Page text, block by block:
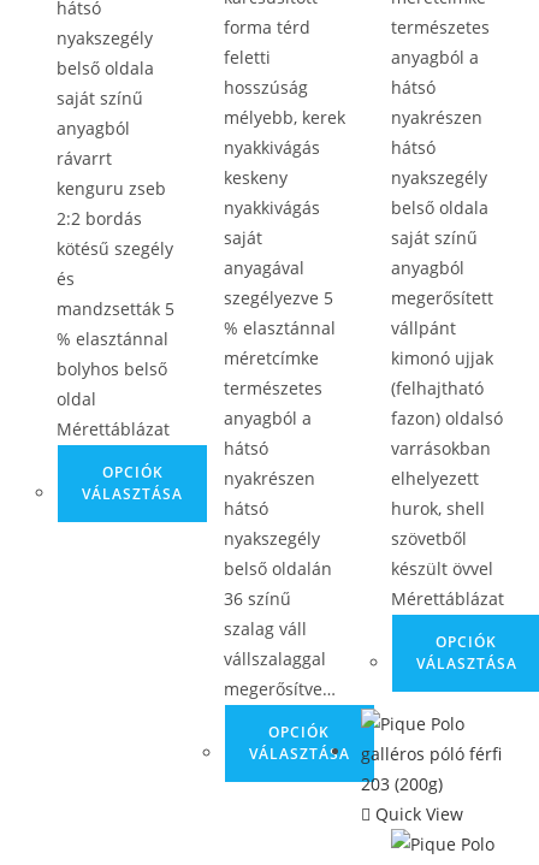
hátsó
nyakszegély
belső oldala
saját színű
anyagból
rávarrt
kenguru zseb
2:2 bordás
kötésű szegély
és
mandzsetták 5
% elasztánnal
bolyhos belső
oldal
Mérettáblázat
OPCIÓK
VÁLASZTÁSA
forma térd
feletti
hosszúság
mélyebb, kerek
nyakkivágás
keskeny
nyakkivágás
saját
anyagával
szegélyezve 5
% elasztánnal
méretcímke
természetes
anyagból a
hátsó
nyakrészen
hátsó
nyakszegély
belső oldalán
36 színű
szalag váll
vállszalaggal
megerősítve…
OPCIÓK
VÁLASZTÁSA
természetes
anyagból a
hátsó
nyakrészen
hátsó
nyakszegély
belső oldala
saját színű
anyagból
megerősített
vállpánt
kimonó ujjak
(felhajtható
fazon) oldalsó
varrásokban
elhelyezett
hurok, shell
szövetből
készült övvel
Mérettáblázat
OPCIÓK
VÁLASZTÁSA
Quick View